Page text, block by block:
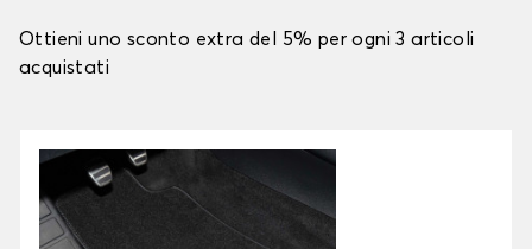
Ottieni uno sconto extra del 5% per ogni 3 articoli
acquistati